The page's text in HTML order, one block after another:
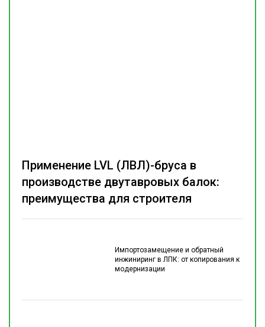
Импортозамещение и обратный
инжиниринг в ЛПК: от копирования к
модернизации
Применение LVL (ЛВЛ)-бруса в
производстве двутавровых балок:
преимущества для строителя